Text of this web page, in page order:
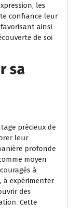
les
confiance leur
ainsi
de soi
sa
précieux de
leur
profonde
moyen
à
à expérimenter
des
Cette